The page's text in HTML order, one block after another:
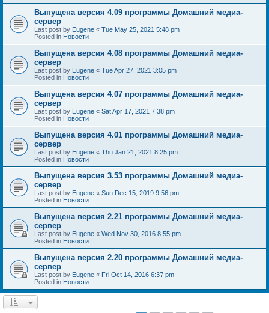
Выпущена версия 4.09 программы Домашний медиа-
сервер
Last post by Eugene « Tue May 25, 2021 5:48 pm
Posted in Новости
Выпущена версия 4.08 программы Домашний медиа-
сервер
Last post by Eugene « Tue Apr 27, 2021 3:05 pm
Posted in Новости
Выпущена версия 4.07 программы Домашний медиа-
сервер
Last post by Eugene « Sat Apr 17, 2021 7:38 pm
Posted in Новости
Выпущена версия 4.01 программы Домашний медиа-
сервер
Last post by Eugene « Thu Jan 21, 2021 8:25 pm
Posted in Новости
Выпущена версия 3.53 программы Домашний медиа-
сервер
Last post by Eugene « Sun Dec 15, 2019 9:56 pm
Posted in Новости
Выпущена версия 2.21 программы Домашний медиа-
сервер
Last post by Eugene « Wed Nov 30, 2016 8:55 pm
Posted in Новости
Выпущена версия 2.20 программы Домашний медиа-
сервер
Last post by Eugene « Fri Oct 14, 2016 6:37 pm
Posted in Новости